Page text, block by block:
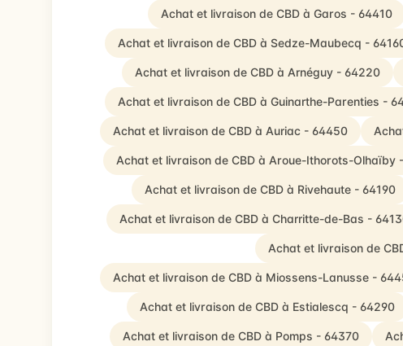
Achat et livraison de CBD à Garos - 64410
Achat et livraison de CBD à Sedze-Maubecq -
Achat et livraison de CBD à Arnéguy - 64220
Achat et livraison de CBD à Guinarthe-Parenties -
Achat et livraison de CBD à Auriac - 64450
Achat et livraison de CBD à Aroue-Ithorots-Olhaïby
Achat et livraison de CBD à Rivehaute - 64190
Achat et livraison de CBD à Charritte-de-Bas -
Achat et livraison de
Achat et livraison de CBD à Miossens-Lanusse -
Achat et livraison de CBD à Estialescq - 64290
Achat et livraison de CBD à Pomps - 64370